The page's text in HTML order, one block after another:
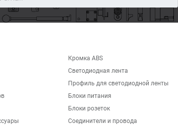
Кромка ABS
Светодиодная лента
Профиль для светодиодной ленты
Блоки питания
Блоки розеток
Соединители и провода